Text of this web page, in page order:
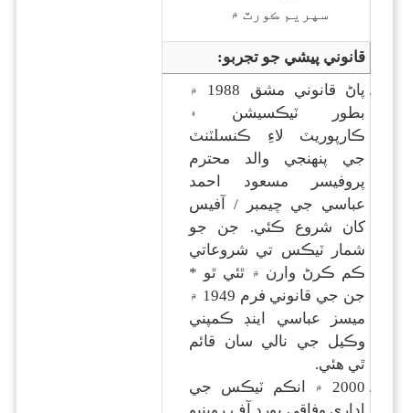
سپريم ڪورٽ ۾
قانوني پيشي جو تجربو:
پاڻ قانوني مشق 1988 ۾
بطور ٽيڪسيشن ۽
ڪارپوريٽ لاءِ ڪنسلٽنٽ
جي پنهنجي والد محترم
پروفيسر مسعود احمد
عباسي جي چيمبر / آفيس
کان شروع ڪئي. جن جو
شمار ٽيڪس تي شروعاتي
ڪم ڪرڻ وارن ۾ ٿئي ٿو *
جن جي قانوني فرم 1949 ۾
ميسز عباسي اينڊ ڪمپني
وڪيل جي نالي سان قائم
ٿي هئي.
2000 ۾ انڪم ٽيڪس جي